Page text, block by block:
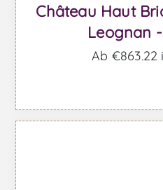
Château Haut
Leognan
Ab €863,22